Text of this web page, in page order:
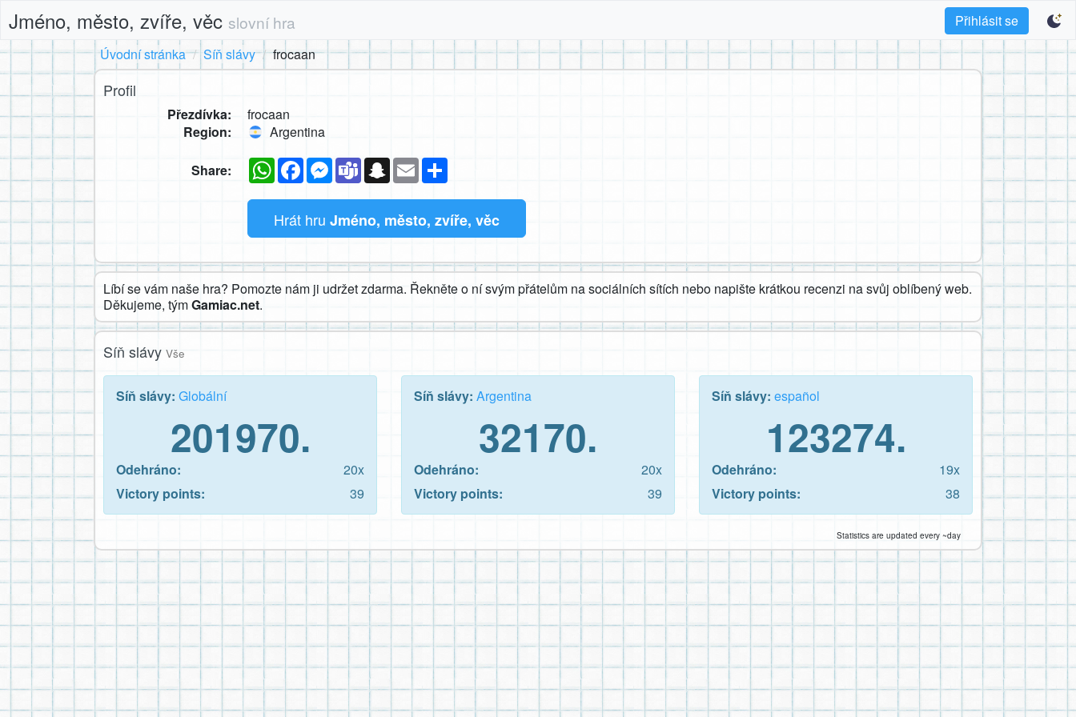
Jméno, město, zvíře, věc slovní hra
Přihlásit se
Úvodní stránka
Síň slávy frocaan
Profil
Přezdívka:
frocaan
Region:
Argentina
Share: WhatsAppFacebookMessenger
TeamsSnapchat
Email
Hrát hru Jméno, město, zvíře, věc
Líbí se vám naše hra? Pomozte nám ji udržet zdarma. Řekněte o ní svým přátelům na sociálních sítích nebo napište krátkou recenzi na svůj oblíbený web.
Děkujeme, týmGamiac.net.
Síň slávy Vše
Síň slávy: Globální
201970.
Odehráno:
20x
Victory points:
39
Síň slávy: Argentina
32170.
Odehráno:
20x
Victory points:
39
Síň slávy: español
123274.
Odehráno:
19x
Victory points:
38
Statistics are updated every ~day